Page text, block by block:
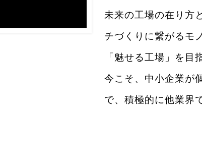
未来の工場の在り方
チづくりに繋がるモ
「魅せる工場」を目
今こそ、中小企業が
で、積極的に他業界